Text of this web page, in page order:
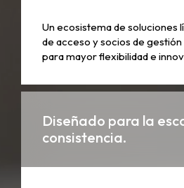
Un ecosistema de soluciones
de acceso y socios de
para mayor flexibilidad e
Diseñado para la
consistencia.